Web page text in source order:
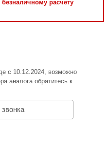
расчету
с 10.12.2024, возможно
аналога обратитесь к